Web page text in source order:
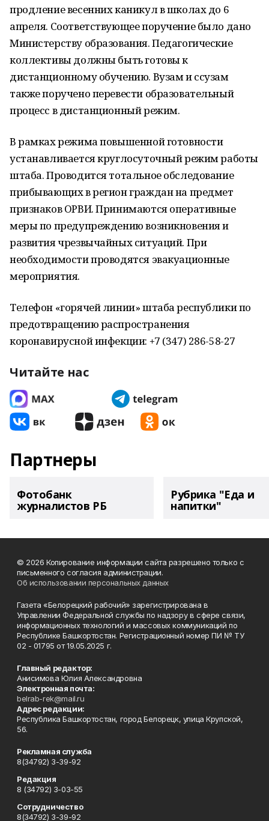
продление весенних каникул в школах до 6
апреля. Соответствующее поручение было дано
Министерству образования. Педагогические
коллективы должны быть готовы к
дистанционному обучению. Вузам и ссузам
также поручено перевести образовательный
процесс в дистанционный режим.
В рамках режима повышенной готовности
устанавливается круглосуточный режим работы
штаба. Проводится тотальное обследование
прибывающих в регион граждан на предмет
признаков ОРВИ. Принимаются оперативные
меры по предупреждению возникновения и
развития чрезвычайных ситуаций. При
необходимости проводятся эвакуационные
мероприятия.
Телефон «горячей линии» штаба республики по
предотвращению распространения
коронавирусной инфекции: +7 (347) 286-58-27
Читайте нас
Партнеры
Фотобанк
журналистов РБ
Рубрика "Еда и
напитки"
© 2026 Копирование информации сайта разрешено только с
письменного согласия администрации.
Об использовании персональных данных
Газета «Белорецкий рабочий» зарегистрирована в
Управлении Федеральной службы по надзору в сфере связи,
информационных технологий и массовых коммуникаций по
Республике Башкортостан. Регистрационный номер ПИ № ТУ
02 - 01795 от 19.05.2025 г.
Главный редактор:
Анисимова Юлия Александровна
Электронная почта:
belrab-rek@mail.ru
Адрес редакции:
Республика Башкортостан, город Белорецк, улица Крупской,
56.
Рекламная служба
8(34792) 3-39-92
Редакция
8 (34792) 3-03-55
Сотрудничество
8(34792) 3-39-92